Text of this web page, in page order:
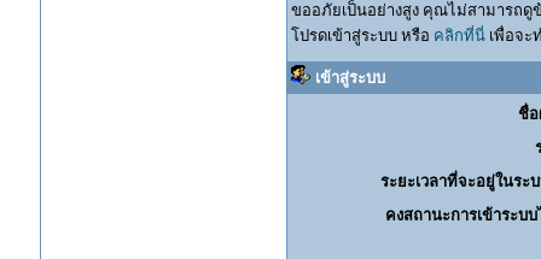
ขออภัยเป็นอย่างสูง คุณไม่สามารถ
โปรดเข้าสู่ระบบ หรือ คลิกที่นี่เพื่อจะ
เข้าสู่ระบบ
ชื่อ
ระยะเวลาที่จะอยู่ในระ
คงสถานะการเข้าระบ